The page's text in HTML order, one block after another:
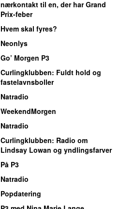
nærkontakt til en, der har Grand
Prix-feber
Hvem skal fyres?
Neonlys
Go’ Morgen P3
Curlingklubben: Fuldt hold og
fastelavnsboller
Natradio
WeekendMorgen
Natradio
Curlingklubben: Radio om
Lindsay Lowan og yndlingsfarver
På P3
Natradio
Popdatering